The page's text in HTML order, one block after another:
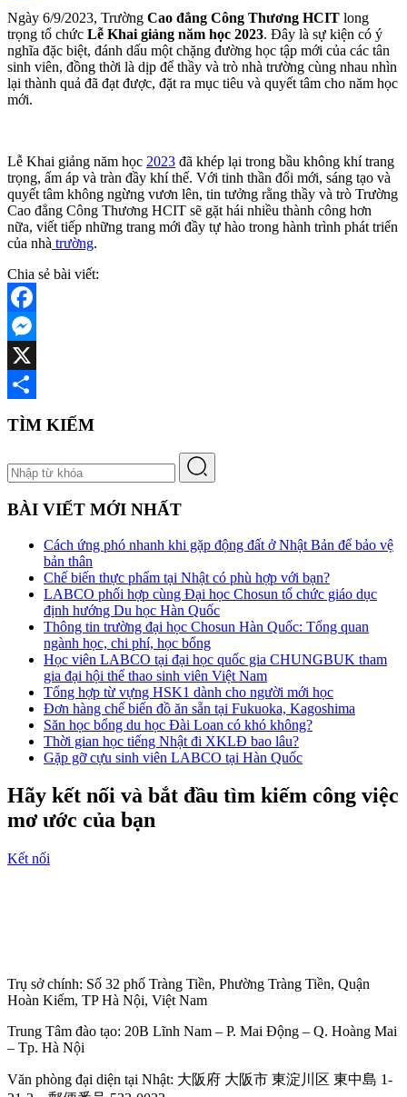
Share
Ngày 6/9/2023, Trường Cao đẳng Công Thương HCIT long
trọng tổ chức Lễ Khai giảng năm học 2023. Đây là sự kiện có ý
nghĩa đặc biệt, đánh dấu một chặng đường học tập mới của các tân
sinh viên, đồng thời là dịp để thầy và trò nhà trường cùng nhau nhìn
lại thành quả đã đạt được, đặt ra mục tiêu và quyết tâm cho năm học
mới.
Lễ Khai giảng năm học 2023 đã khép lại trong bầu không khí trang
trọng, ấm áp và tràn đầy khí thế. Với tinh thần đổi mới, sáng tạo và
quyết tâm không ngừng vươn lên, tin tưởng rằng thầy và trò Trường
Cao đẳng Công Thương HCIT sẽ gặt hái nhiều thành công hơn
nữa, viết tiếp những trang mới đầy tự hào trong hành trình phát triển
của nhà trường.
Chia sẻ bài viết:
Facebook
Messenger
X
Share
TÌM KIẾM
BÀI VIẾT MỚI NHẤT
Cách ứng phó nhanh khi gặp động đất ở Nhật Bản để bảo vệ
bản thân
Chế biến thực phẩm tại Nhật có phù hợp với bạn?
LABCO phối hợp cùng Đại học Chosun tổ chức giáo dục
định hướng Du học Hàn Quốc
Thông tin trường đại học Chosun Hàn Quốc: Tổng quan
ngành học, chi phí, học bổng
Học viên LABCO tại đại học quốc gia CHUNGBUK tham
gia đại hội thể thao sinh viên Việt Nam
Tổng hợp từ vựng HSK1 dành cho người mới học
Đơn hàng chế biến đồ ăn sẵn tại Fukuoka, Kagoshima
Săn học bổng du học Đài Loan có khó không?
Thời gian học tiếng Nhật đi XKLĐ bao lâu?
Gặp gỡ cựu sinh viên LABCO tại Hàn Quốc
Hãy kết nối và bắt đầu tìm kiếm công việc
mơ ước của bạn
Kết nối
Trụ sở chính: Số 32 phố Tràng Tiền, Phường Tràng Tiền, Quận
Hoàn Kiếm, TP Hà Nội, Việt Nam
Trung Tâm đào tạo: 20B Lĩnh Nam – P. Mai Động – Q. Hoàng Mai
– Tp. Hà Nội
Văn phòng đại diện tại Nhật: 大阪府 大阪市 東淀川区 東中島 1-